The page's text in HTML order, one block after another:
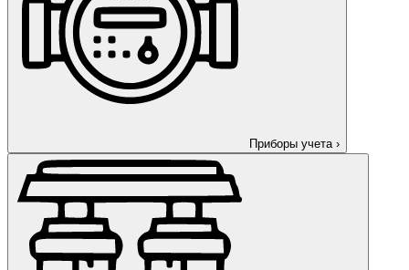
Приборы учета ›